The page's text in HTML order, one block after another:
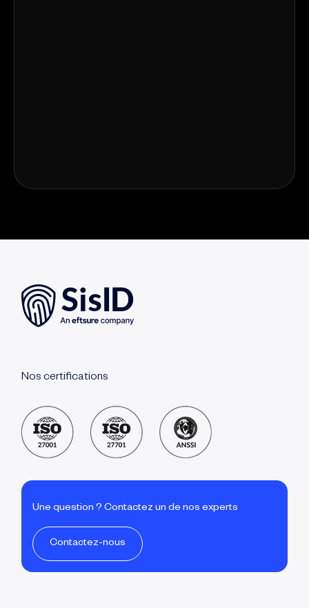
Nos certifications
Une question ? Contactez un de nos experts
Contactez-nous